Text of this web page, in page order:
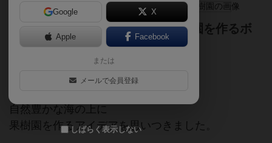
海の上に人工島を浮かべて、果樹園を作るボ
ードゲーム
果樹農家のあなたは
自然豊かな海の上に
果樹園を作るアイデアを思いつきました。
Google X
Apple Facebook
または
メールで会員登録
しばらく表示しない